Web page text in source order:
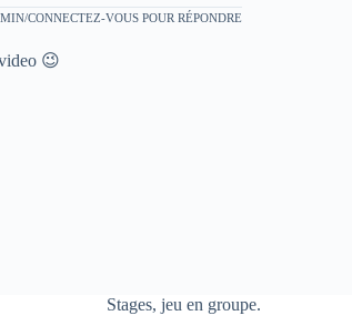
MIN CONNECTEZ-VOUS POUR RÉPONDRE
😉
Stages, jeu en groupe.